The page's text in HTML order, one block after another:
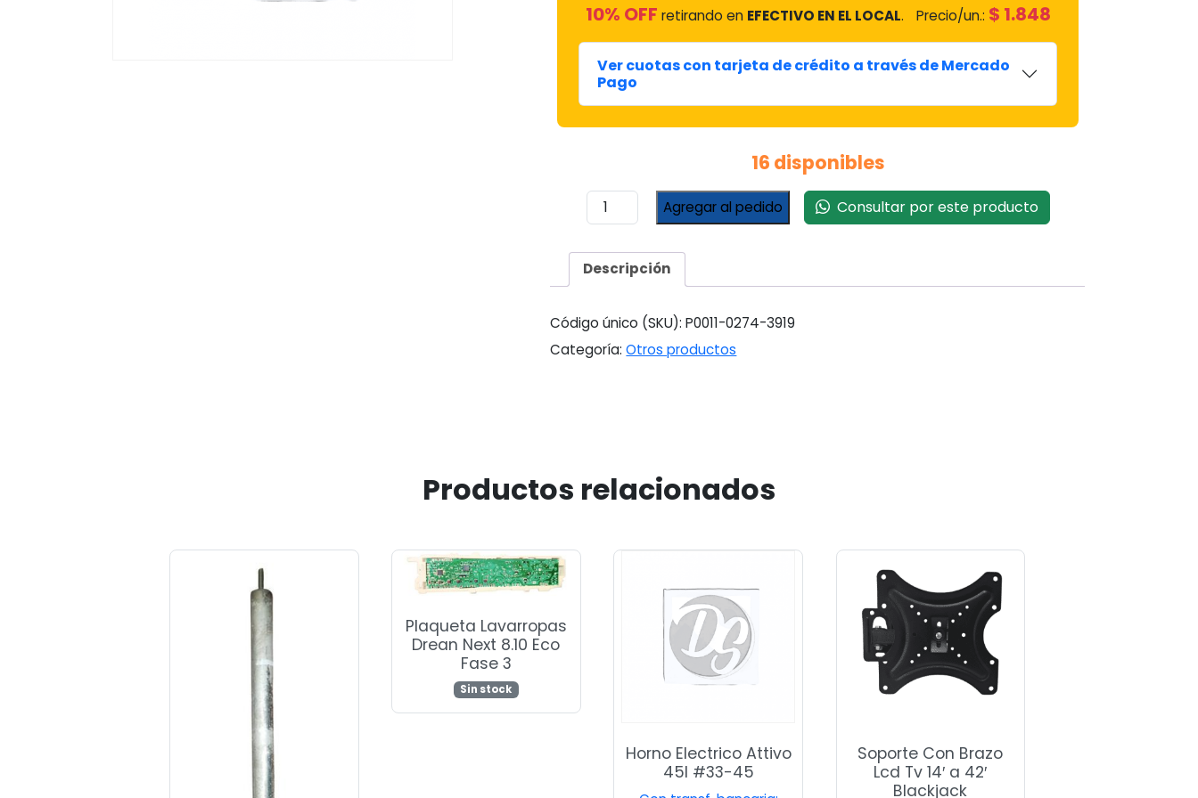
10% OFF retirando en EFECTIVO EN EL LOCAL. Precio/un.: $ 1.848
Ver cuotas con tarjeta de crédito a través de Mercado
Pago
16 disponibles
Entrerosca
3/8
Virola
#9228
Agregar al pedido Consultar por este producto
Descripción
Código único (SKU):P0011-0274-3919
Categoría:Otros productos
Productos relacionados
Plaqueta Lavarropas
Drean Next 8.10 Eco
Fase 3
Sin stock
Horno Electrico Attivo
45l #33-45
Soporte Con Brazo
Lcd Tv 14′ a 42′
Blackjack